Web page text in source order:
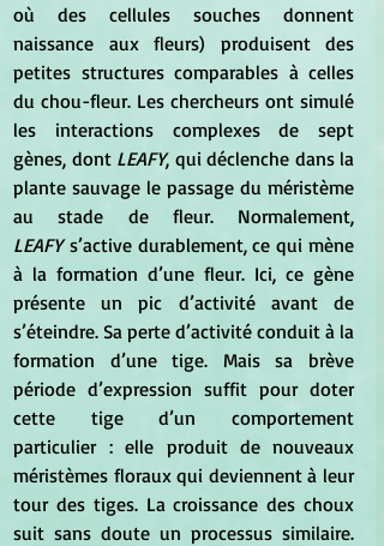
où des cellules souches donnent
naissance aux fleurs) produisent des
petites structures comparables à celles
du chou-fleur. Les chercheurs ont simulé
les interactions complexes de sept
gènes, dont LEAFY, qui déclenche dans la
plante sauvage le passage du méristème
LEAFY s’active durablement, ce qui mène
à la formation d’une fleur. Ici, ce gène
présente un pic d’activité avant de
s’éteindre. Sa perte d’activité conduit à la
formation d’une tige. Mais sa brève
période d’expression suffit pour doter
cette tige d’un comportement
particulier : elle produit de nouveaux
méristèmes floraux qui deviennent à leur
tour des tiges. La croissance des choux
suit sans doute un processus similaire.